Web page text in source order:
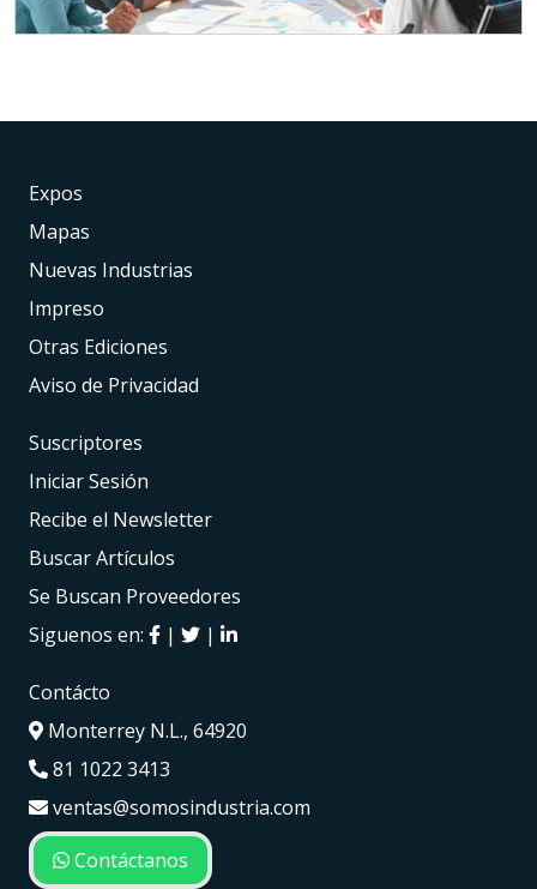
Expos
Mapas
Nuevas Industrias
Impreso
Otras Ediciones
Aviso de Privacidad
Suscriptores
Iniciar Sesión
Recibe el Newsletter
Buscar Artículos
Se Buscan Proveedores
Siguenos en:
| |
Contácto
Monterrey N.L., 64920
81 1022 3413
ventas@somosindustria.com
Contáctanos